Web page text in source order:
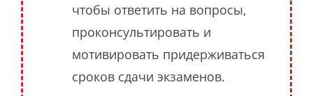
чтобы ответить на вопросы,
проконсультировать и
мотивировать придерживаться
сроков сдачи экзаменов.